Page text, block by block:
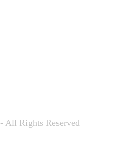
- All Rights Reserved